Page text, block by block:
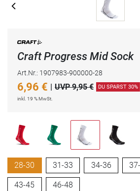
Craft Progress Mid Sock
Art.Nr.: 1907983-900000-28
6,96 € | UVP 9,95 € DU SPARST 30%
inkl. 19 % MwSt.
28-30 31-33 34-36
43-45 46-48